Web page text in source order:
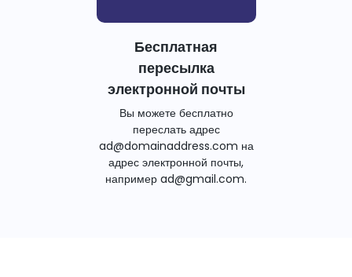
Бесплатная
пересылка
электронной почты
Вы можете бесплатно
переслать адрес
ad@domainaddress.com на
адрес электронной почты,
например ad@gmail.com.